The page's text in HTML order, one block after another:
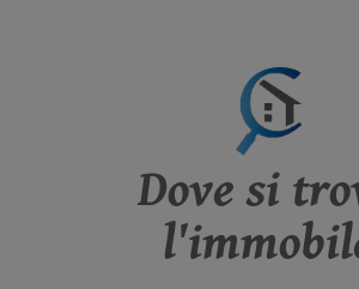
Dove si